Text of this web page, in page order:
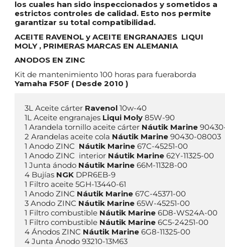
los cuales han sido inspeccionados y sometidos a
estrictos controles de calidad. Esto nos permite
garantizar su total compatibilidad.
ACEITE RAVENOL y ACEITE ENGRANAJES LIQUI
MOLY , PRIMERAS MARCAS EN ALEMANIA
ANODOS EN ZINC
Kit de mantenimiento 100 horas para fueraborda
Yamaha F50F ( Desde 2010 )
3L Aceite cárter Ravenol 10w-40
1L Aceite engranajes Liqui Moly 85W-90
1 Arandela tornillo aceite cárter Náutik Marine
2 Arandelas aceite cola Náutik Marine 90430-08003
1 Anodo ZINC Náutik Marine 67C-45251-00
1 Anodo ZINC  interior Náutik Marine 62Y-11325-00
1 Junta ánodo Náutik Marine 66M-11328-00
4 Bujías NGK DPR6EB-9
1 Filtro aceite 5GH-13440-61
1 Anodo ZINC Náutik Marine 67C-45371-00
3 Anodo ZINC Náutik Marine 65W-45251-00
1 Filtro combustible Náutik Marine 6D8-WS24A-00
1 Filtro combustible Náutik Marine 6C5-24251-00
4 Ánodos ZINC Náutik Marine 6G8-11325-00
4 Junta Ánodo 93210-13M63